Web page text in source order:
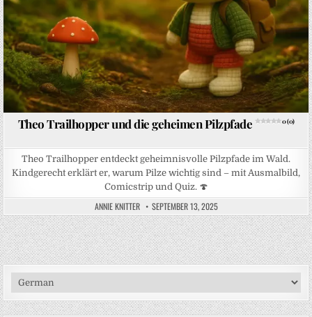
Theo Trailhopper und die geheimen Pilzpfade 0 (0)
Theo Trailhopper entdeckt geheimnisvolle Pilzpfade im Wald.
Kindgerecht erklärt er, warum Pilze wichtig sind – mit Ausmalbild,
Comicstrip und Quiz. 🍄
ANNIE KNITTER SEPTEMBER 13, 2025